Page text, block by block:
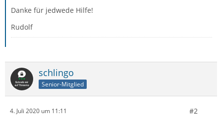
Danke für jedwede Hilfe!
Rudolf
schlingo
Senior-Mitglied
4. Juli 2020 um 11:11 #2